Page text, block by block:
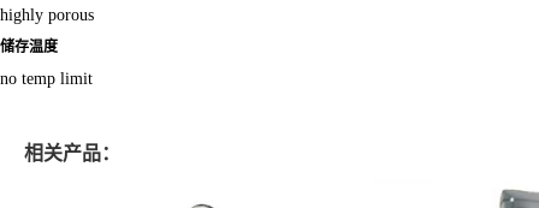
highly porous
储存温度
no temp limit
相关产品：